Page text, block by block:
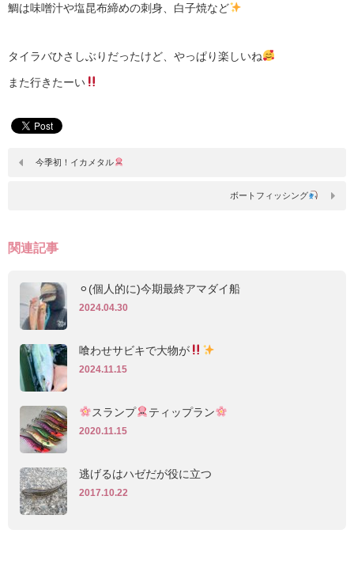
鯛は味噌汁や塩昆布締めの刺身、白子焼など
タイラバひさしぶりだったけど、やっぱり楽しいね
また行きたーい
今季初！イカメタル
ボートフィッシング‪
関連記事
⚪︎(個人的に)今期最終アマダイ船
2024.04.30
喰わせサビキで大物が
2024.11.15
スランプ ティップラン
2020.11.15
逃げるはハゼだが役に立つ
2017.10.22